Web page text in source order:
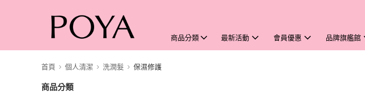
商品分類 最新活動 會員優惠 品牌旗艦館
首頁 個人清潔 洗潤髮 保濕修護
商品分類